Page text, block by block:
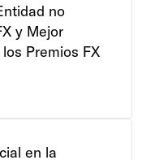
no
y Mejor
Premios FX
en la